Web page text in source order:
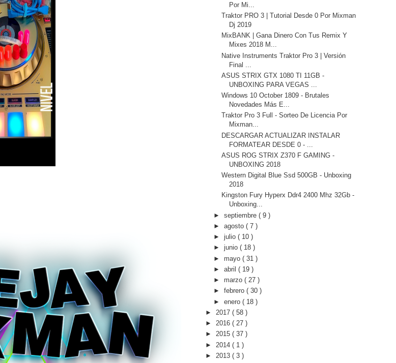
Por Mi...
Traktor PRO 3 | Tutorial Desde 0 Por Mixman
Dj 2019
MixBANK | Gana Dinero Con Tus Remix Y
Mixes 2018 M...
Native Instruments Traktor Pro 3 | Versión
Final ...
ASUS STRIX GTX 1080 TI 11GB -
UNBOXING PARA VEGAS ...
Windows 10 October 1809 - Brutales
Novedades Más E...
Traktor Pro 3 Full - Sorteo De Licencia Por
Mixman...
DESCARGAR ACTUALIZAR INSTALAR
FORMATEAR DESDE 0 - ...
ASUS ROG STRIX Z370 F GAMING -
UNBOXING 2018
Western Digital Blue Ssd 500GB - Unboxing
2018
Kingston Fury Hyperx Ddr4 2400 Mhz 32Gb -
Unboxing...
► septiembre ( 9 )
► agosto ( 7 )
► julio ( 10 )
► junio ( 18 )
► mayo ( 31 )
► abril ( 19 )
► marzo ( 27 )
► febrero ( 30 )
► enero ( 18 )
► 2017 ( 58 )
► 2016 ( 27 )
► 2015 ( 37 )
► 2014 ( 1 )
► 2013 ( 3 )